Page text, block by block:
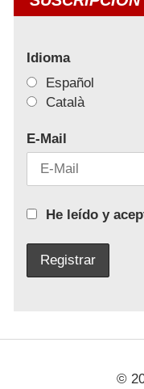
Idioma
Español
Català
E-Mail
He leído y
©